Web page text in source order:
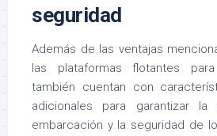
seguridad
Además de las ventajas
las plataformas flotantes
también cuentan con
adicionales para garantizar
embarcación y la seguridad de